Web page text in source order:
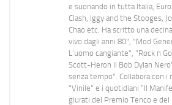
e suonando in tutta Italia,
Clash, Iggy and the Stooges,
Chao etc. Ha scritto una
vivo dagli anni 80", "Mod
L’uomo cangiante", "Rock n
Scott-Heron Il Bob Dylan
senza tempo". Collabora con i
"Vinile" e i quotidiani “Il
giurati del Premio Tenco e del